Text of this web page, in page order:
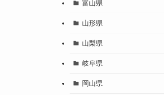
富山県
山形県
山梨県
岐阜県
岡山県